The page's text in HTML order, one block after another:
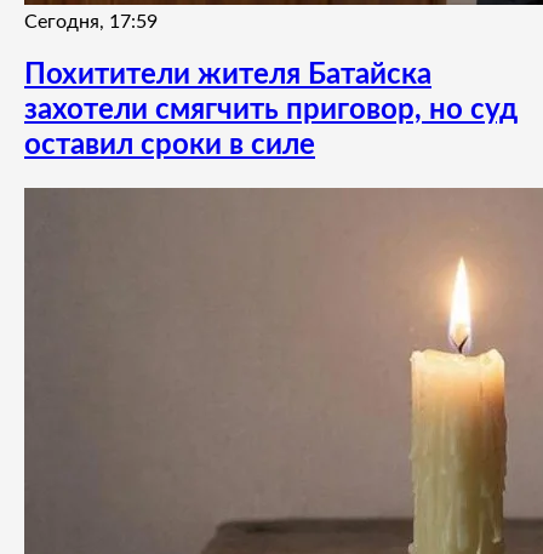
Сегодня, 17:59
Похитители жителя Батайска
захотели смягчить приговор, но суд
оставил сроки в силе